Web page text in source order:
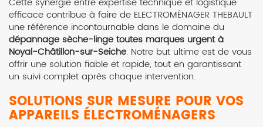
efficace contribue à faire de ELECTROMÉNAGER THEBAULT
une référence incontournable dans le domaine du
dépannage sèche-linge toutes marques urgent à
Noyal-Châtillon-sur-Seiche. Notre but ultime est de vous
offrir une solution fiable et rapide, tout en garantissant
un suivi complet après chaque intervention.
SOLUTIONS SUR MESURE POUR VOS
APPAREILS ÉLECTROMÉNAGERS